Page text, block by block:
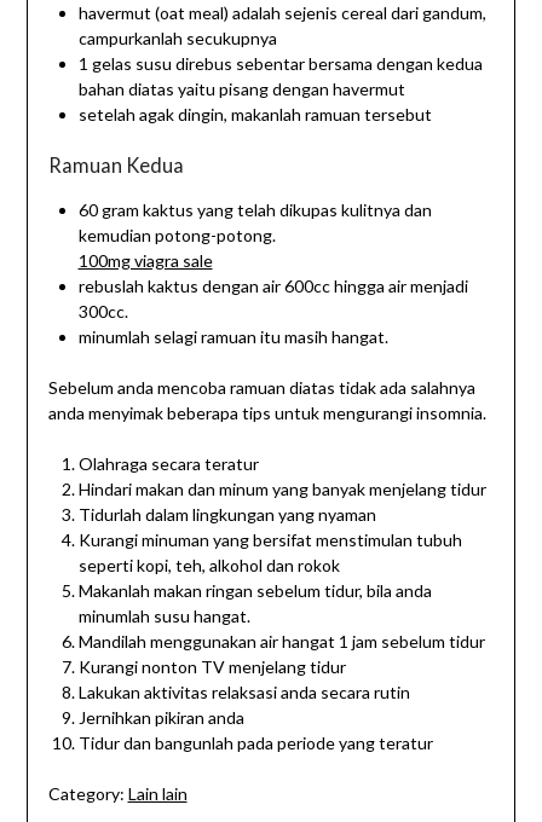
havermut (oat meal) adalah sejenis cereal dari gandum,
campurkanlah secukupnya
1 gelas susu direbus sebentar bersama dengan kedua
bahan diatas yaitu pisang dengan havermut
setelah agak dingin, makanlah ramuan tersebut
Ramuan Kedua
60 gram kaktus yang telah dikupas kulitnya dan
kemudian potong-potong.
100mg viagra sale
rebuslah kaktus dengan air 600cc hingga air menjadi
300cc.
minumlah selagi ramuan itu masih hangat.
Sebelum anda mencoba ramuan diatas tidak ada salahnya
anda menyimak beberapa tips untuk mengurangi insomnia.
Olahraga secara teratur
Hindari makan dan minum yang banyak menjelang tidur
Tidurlah dalam lingkungan yang nyaman
Kurangi minuman yang bersifat menstimulan tubuh
seperti kopi, teh, alkohol dan rokok
Makanlah makan ringan sebelum tidur, bila anda
minumlah susu hangat.
Mandilah menggunakan air hangat 1 jam sebelum tidur
Kurangi nonton TV menjelang tidur
Lakukan aktivitas relaksasi anda secara rutin
Jernihkan pikiran anda
Tidur dan bangunlah pada periode yang teratur
Category: Lain lain